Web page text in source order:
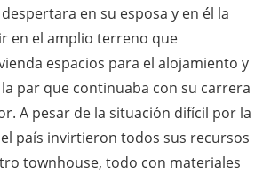
en su esposa y en él la
en el amplio terreno que
espacios para el alojamiento y
par que continuaba con su carrera
A pesar de la situación difícil por la
país invirtieron todos sus recursos
townhouse, todo con materiales